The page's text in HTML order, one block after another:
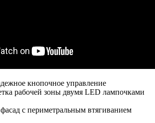
кнопочное управление
рабочей зоны двумя LED лампочками
с периметральным втягиванием